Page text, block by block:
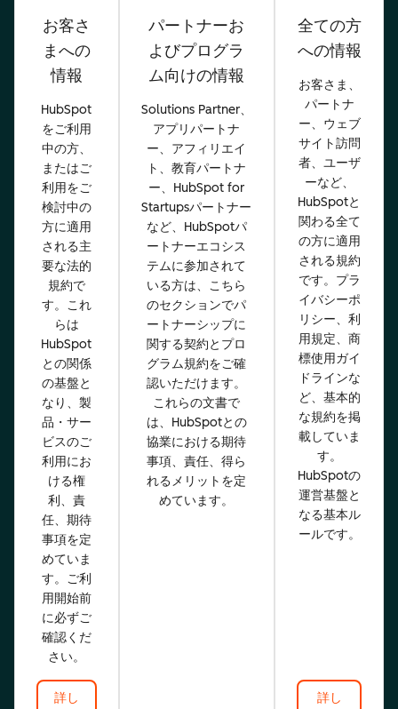
お客さ
まへの
情報
HubSpot
をご利用
中の方、
またはご
利用をご
検討中の
方に適用
される主
要な法的
規約で
す。これ
らは
HubSpot
との関係
の基盤と
なり、製
品・サー
ビスのご
利用にお
ける権
利、責
任、期待
事項を定
めていま
す。ご利
用開始前
に必ずご
確認くだ
さい。
詳し
パートナーお
よびプログラ
ム向けの情報
Solutions Partner、
アプリパートナ
ー、アフィリエイ
ト、教育パートナ
ー、HubSpot for
Startupsパートナー
など、HubSpotパ
ートナーエコシス
テムに参加されて
いる方は、こちら
のセクションでパ
ートナーシップに
関する契約とプロ
グラム規約をご確
認いただけます。
これらの文書で
は、HubSpotとの
協業における期待
事項、責任、得ら
れるメリットを定
めています。
全ての方
への情報
お客さま、
パートナ
ー、ウェブ
サイト訪問
者、ユーザ
ーなど、
HubSpotと
関わる全て
の方に適用
される規約
です。プラ
イバシーポ
リシー、利
用規定、商
標使用ガイ
ドラインな
ど、基本的
な規約を掲
載していま
す。
HubSpotの
運営基盤と
なる基本ル
ールです。
詳し